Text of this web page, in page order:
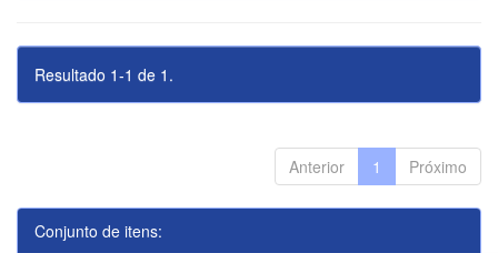
Resultado 1-1 de 1.
Anterior 1 Próximo
Conjunto de itens: